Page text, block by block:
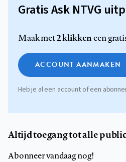
Gratis Ask NTVG
Maak met2 klikkeneen
ACCOUNT AANMAKEN
Heb je al een account of een
Altijd toegang tot alle
Abonneer vandaag nog!